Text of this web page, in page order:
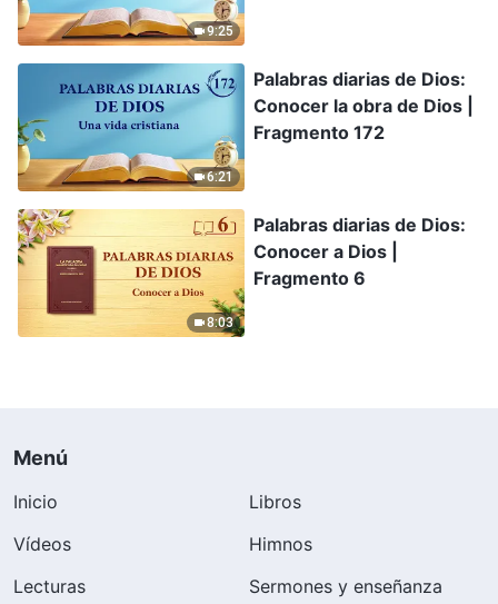
9:25
6:21
Palabras diarias de Dios:
Conocer la obra de Dios |
Fragmento 172
8:03
Palabras diarias de Dios:
Conocer a Dios |
Fragmento 6
Menú
Inicio
Libros
Vídeos
Himnos
Lecturas
Sermones y enseñanza